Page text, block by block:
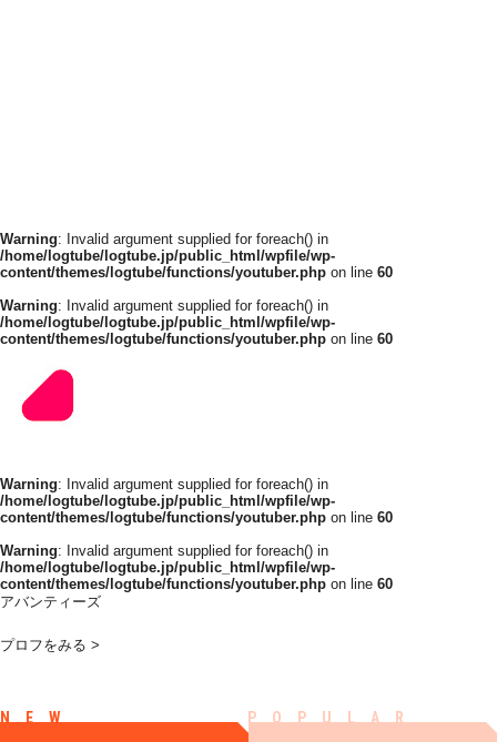
Warning: Invalid argument supplied for foreach() in
/home/logtube/logtube.jp/public_html/wpfile/wp-
content/themes/logtube/functions/youtuber.php on line 60
Warning: Invalid argument supplied for foreach() in
/home/logtube/logtube.jp/public_html/wpfile/wp-
content/themes/logtube/functions/youtuber.php on line 60
Warning: Invalid argument supplied for foreach() in
/home/logtube/logtube.jp/public_html/wpfile/wp-
content/themes/logtube/functions/youtuber.php on line 60
Warning: Invalid argument supplied for foreach() in
/home/logtube/logtube.jp/public_html/wpfile/wp-
content/themes/logtube/functions/youtuber.php on line 60
アバンティーズ
プロフをみる >